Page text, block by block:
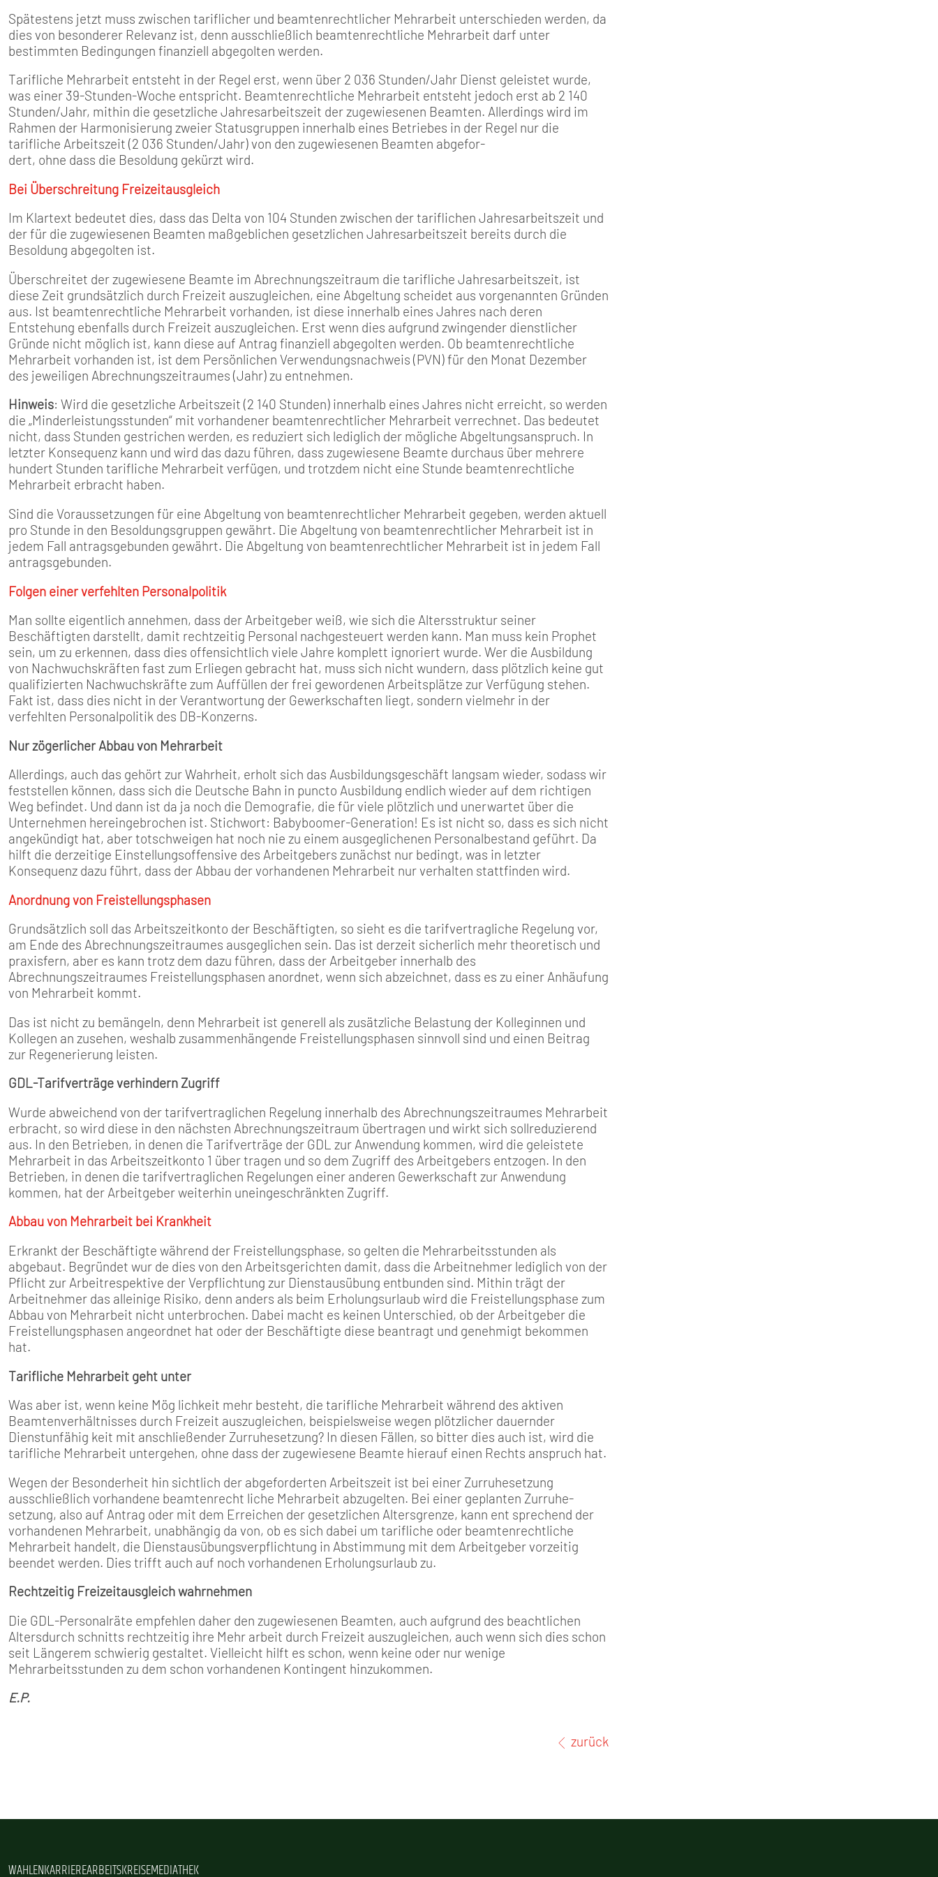
Spätestens jetzt muss zwischen tariflicher und beamtenrechtlicher Mehrarbeit unterschieden werden, da
dies von besonderer Relevanz ist, denn ausschließlich beamtenrechtliche Mehrarbeit darf unter
bestimmten Bedingungen finanziell abgegolten werden.
Tarifliche Mehrarbeit entsteht in der Regel erst, wenn über 2 036 Stunden/Jahr Dienst geleistet wurde,
was einer 39-Stunden-Woche entspricht. Beamtenrechtliche Mehrarbeit entsteht jedoch erst ab 2 140
Stunden/Jahr, mithin die gesetzliche Jahresarbeitszeit der zugewiesenen Beamten. Allerdings wird im
Rahmen der Harmonisierung zweier Statusgruppen innerhalb eines Betriebes in der Regel nur die
tarifliche Arbeitszeit (2 036 Stunden/Jahr) von den zugewiesenen Beamten abgefor-
dert, ohne dass die Besoldung gekürzt wird.
Bei Überschreitung Freizeitausgleich
Im Klartext bedeutet dies, dass das Delta von 104 Stunden zwischen der tariflichen Jahresarbeitszeit und
der für die zugewiesenen Beamten maßgeblichen gesetzlichen Jahresarbeitszeit bereits durch die
Besoldung abgegolten ist.
Überschreitet der zugewiesene Beamte im Abrechnungszeitraum die tarifliche Jahresarbeitszeit, ist
diese Zeit grundsätzlich durch Freizeit auszugleichen, eine Abgeltung scheidet aus vorgenannten Gründen
aus. Ist beamtenrechtliche Mehrarbeit vorhanden, ist diese innerhalb eines Jahres nach deren
Entstehung ebenfalls durch Freizeit auszugleichen. Erst wenn dies aufgrund zwingender dienstlicher
Gründe nicht möglich ist, kann diese auf Antrag finanziell abgegolten werden. Ob beamtenrechtliche
Mehrarbeit vorhanden ist, ist dem Persönlichen Verwendungsnachweis (PVN) für den Monat Dezember
des jeweiligen Abrechnungszeitraumes (Jahr) zu entnehmen.
Hinweis: Wird die gesetzliche Arbeitszeit (2 140 Stunden) innerhalb eines Jahres nicht erreicht, so werden
die „Minderleistungsstunden“ mit vorhandener beamtenrechtlicher Mehrarbeit verrechnet. Das bedeutet
nicht, dass Stunden gestrichen werden, es reduziert sich lediglich der mögliche Abgeltungsanspruch. In
letzter Konsequenz kann und wird das dazu führen, dass zugewiesene Beamte durchaus über mehrere
hundert Stunden tarifliche Mehrarbeit verfügen, und trotzdem nicht eine Stunde beamtenrechtliche
Mehrarbeit erbracht haben.
Sind die Voraussetzungen für eine Abgeltung von beamtenrechtlicher Mehrarbeit gegeben, werden aktuell
pro Stunde in den Besoldungsgruppen gewährt. Die Abgeltung von beamtenrechtlicher Mehrarbeit ist in
jedem Fall antragsgebunden gewährt. Die Abgeltung von beamtenrechtlicher Mehrarbeit ist in jedem Fall
antragsgebunden.
Folgen einer verfehlten Personalpolitik
Man sollte eigentlich annehmen, dass der Arbeitgeber weiß, wie sich die Altersstruktur seiner
Beschäftigten darstellt, damit rechtzeitig Personal nachgesteuert werden kann. Man muss kein Prophet
sein, um zu erkennen, dass dies offensichtlich viele Jahre komplett ignoriert wurde. Wer die Ausbildung
von Nachwuchskräften fast zum Erliegen gebracht hat, muss sich nicht wundern, dass plötzlich keine gut
qualifizierten Nachwuchskräfte zum Auffüllen der frei gewordenen Arbeitsplätze zur Verfügung stehen.
Fakt ist, dass dies nicht in der Verantwortung der Gewerkschaften liegt, sondern vielmehr in der
verfehlten Personalpolitik des DB-Konzerns.
Nur zögerlicher Abbau von Mehrarbeit
Allerdings, auch das gehört zur Wahrheit, erholt sich das Ausbildungsgeschäft langsam wieder, sodass wir
feststellen können, dass sich die Deutsche Bahn in puncto Ausbildung endlich wieder auf dem richtigen
Weg befindet. Und dann ist da ja noch die Demografie, die für viele plötzlich und unerwartet über die
Unternehmen hereingebrochen ist. Stichwort: Babyboomer-Generation! Es ist nicht so, dass es sich nicht
angekündigt hat, aber totschweigen hat noch nie zu einem ausgeglichenen Personalbestand geführt. Da
hilft die derzeitige Einstellungsoffensive des Arbeitgebers zunächst nur bedingt, was in letzter
Konsequenz dazu führt, dass der Abbau der vorhandenen Mehrarbeit nur verhalten stattfinden wird.
Anordnung von Freistellungsphasen
Grundsätzlich soll das Arbeitszeitkonto der Beschäftigten, so sieht es die tarifvertragliche Regelung vor,
am Ende des Abrechnungszeitraumes ausgeglichen sein. Das ist derzeit sicherlich mehr theoretisch und
praxisfern, aber es kann trotz­ dem dazu führen, dass der Arbeitgeber innerhalb des
Abrechnungszeitraumes Freistellungsphasen anordnet, wenn sich abzeichnet, dass es zu einer Anhäufung
von Mehr­arbeit kommt.
Das ist nicht zu bemängeln, denn Mehrarbeit ist generell als zusätzliche Belastung der Kolleginnen und
Kollegen an­ zusehen, weshalb zusammen­hängende Freistellungsphasen sinnvoll sind und einen Beitrag
zur Regenerierung leisten.
GDL-Tarifverträge verhindern Zugriff
Wurde abweichend von der tarifvertraglichen Regelung in­nerhalb des Abrechnungszeit­raumes Mehrarbeit
erbracht, so wird diese in den nächsten Abrechnungszeitraum übertra­gen und wirkt sich sollreduzie­rend
aus. In den Betrieben, in denen die Tarifverträge der GDL zur Anwendung kommen, wird die geleistete
Mehrarbeit in das Arbeitszeitkonto 1 über­ tragen und so dem Zugriff des Arbeitgebers entzogen. In den
Betrieben, in denen die tarif­vertraglichen Regelungen einer anderen Gewerkschaft zur An­wendung
kommen, hat der Ar­beitgeber weiterhin uneingeschränkten Zugriff.
Abbau von Mehrarbeit bei Krankheit
Erkrankt der Beschäftigte wäh­rend der Freistellungsphase, so gelten die Mehrarbeitsstunden als
abgebaut. Begründet wur­ de dies von den Arbeitsgerich­ten damit, dass die Arbeitneh­mer lediglich von der
Pflicht zur Arbeitrespektive der Verpflichtung zur Dienstausübung entbunden sind. Mithin trägt der
Arbeitnehmer das alleinige Risiko, denn anders als beim Erholungsurlaub wird die Frei­stellungsphase zum
Abbau von Mehrarbeit nicht unterbro­chen. Dabei macht es keinen Unterschied, ob der Arbeitge­ber die
Freistellungsphasen angeordnet hat oder der Be­schäftigte diese beantragt und genehmigt bekommen
hat.
Tarifliche Mehrarbeit geht unter
Was aber ist, wenn keine Mög­ lichkeit mehr besteht, die tarif­liche Mehrarbeit während des aktiven
Beamtenverhältnisses durch Freizeit auszugleichen, beispielsweise wegen plötzli­cher dauernder
Dienstunfähig­ keit mit anschließender Zurru­hesetzung? In diesen Fällen, so bitter dies auch ist, wird die
ta­rifliche Mehrarbeit untergehen, ohne dass der zugewiesene Beamte hierauf einen Rechts­ anspruch hat.
Wegen der Besonderheit hin­ sichtlich der abgeforderten Arbeitszeit ist bei einer Zurruhesetzung
ausschließlich vorhandene beamtenrecht­ liche Mehrarbeit abzugelten. Bei einer geplanten Zurruhe­
setzung, also auf Antrag oder mit dem Erreichen der gesetz­lichen Altersgrenze, kann ent­ sprechend der
vorhandenen Mehrarbeit, unabhängig da­ von, ob es sich dabei um tarif­liche oder beamtenrechtliche
Mehrarbeit handelt, die Dienstausübungsverpflichtung in Abstimmung mit dem Arbeitgeber vorzeitig
beendet werden. Dies trifft auch auf noch vorhandenen Erholungs­urlaub zu.
Rechtzeitig Freizeitausgleich wahrnehmen
Die GDL­-Personalräte empfeh­len daher den zugewiesenen Beamten, auch aufgrund des beachtlichen
Altersdurch­ schnitts rechtzeitig ihre Mehr­ arbeit durch Freizeit auszugleichen, auch wenn sich dies schon
seit Längerem schwierig gestaltet. Vielleicht hilft es schon, wenn keine oder nur wenige
Mehrarbeitsstunden zu dem schon vorhandenen Kontingent hinzukommen.
E.P.
zurück
WAHLENKARRIEREARBEITSKREISEMEDIATHEK